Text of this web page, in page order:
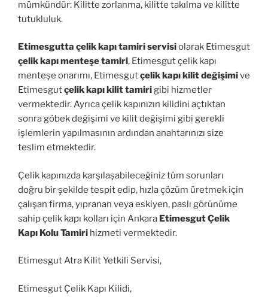
mümkündür: Kilitte zorlanma, kilitte takılma ve kilitte
tutukluluk.
Etimesgutta çelik kapı tamiri servisiolarak Etimesgut
çelik kapı menteşe tamiri, Etimesgut çelik kapı
menteşe onarımı, Etimesgutçelik kapı kilit değişimive
Etimesgutçelik kapı kilit tamirigibi hizmetler
vermektedir. Ayrıca çelik kapınızın kilidini açtıktan
sonra göbek değişimi ve kilit değişimi gibi gerekli
işlemlerin yapılmasının ardından anahtarınızı size
teslim etmektedir.
Çelik kapınızda karşılaşabileceğiniz tüm sorunları
doğru bir şekilde tespit edip, hızla çözüm üretmek için
çalışan firma, yıpranan veya eskiyen, paslı görünüme
sahip çelik kapı kolları için Ankara Etimesgut Çelik
Kapı Kolu Tamiri hizmeti vermektedir.
Etimesgut Atra Kilit Yetkili Servisi,
Etimesgut Çelik Kapı Kilidi,